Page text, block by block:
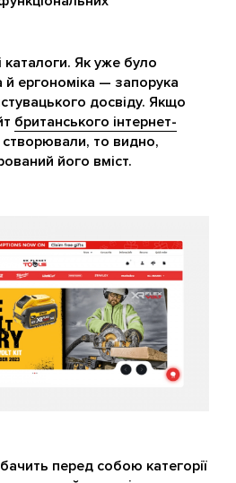
каталоги. Як уже було
й ергономіка — запорука
досвіду. Якщо
британського інтернет-
то видно,
його вміст.
перед собою категорії